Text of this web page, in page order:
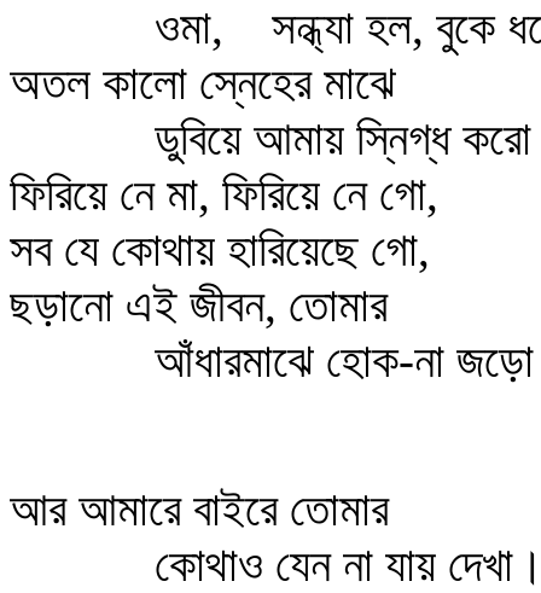
ওমা, সন্ধ্যা হল, বুকে
অতল কালো স্নেহের মাঝে
ডুবিয়ে আমায় স্নিগ্ধ
ফিরিয়ে নে মা, ফিরিয়ে নে গো,
সব যে কোথায় হারিয়েছে গো,
ছড়ানো এই জীবন, তোমার
আঁধারমাঝে হোক-না
আর আমারে বাইরে তোমার
কোথাও যেন না যায়